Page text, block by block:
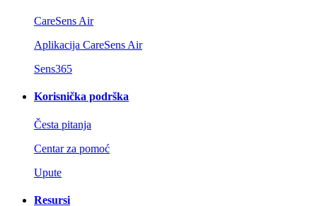
CareSens Air
Aplikacija CareSens Air
Sens365
Korisnička podrška
Česta pitanja
Centar za pomoć
Upute
Resursi